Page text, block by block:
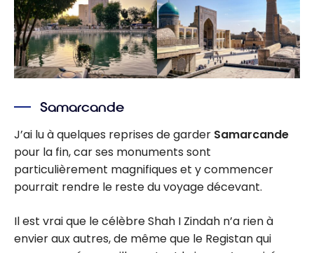
Samarcande
J’ai lu à quelques reprises de garder Samarcande
pour la fin, car ses monuments sont
particulièrement magnifiques et y commencer
pourrait rendre le reste du voyage décevant.
Il est vrai que le célèbre Shah I Zindah n’a rien à
envier aux autres, de même que le Registan qui